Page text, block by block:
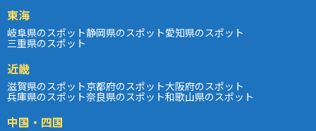
東海
岐阜県のスポット静岡県のスポット愛知県のスポット
三重県のスポット
近畿
滋賀県のスポット京都府のスポット大阪府のスポット
兵庫県のスポット奈良県のスポット和歌山県のスポット
中国・四国